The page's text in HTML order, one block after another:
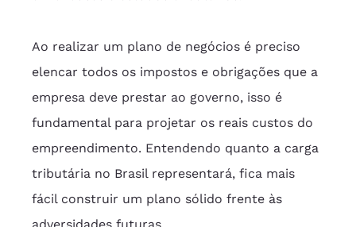
Ao realizar um plano de negócios é preciso
elencar todos os impostos e obrigações que a
empresa deve prestar ao governo, isso é
fundamental para projetar os reais custos do
empreendimento. Entendendo quanto a carga
tributária no Brasil representará, fica mais
fácil construir um plano sólido frente às